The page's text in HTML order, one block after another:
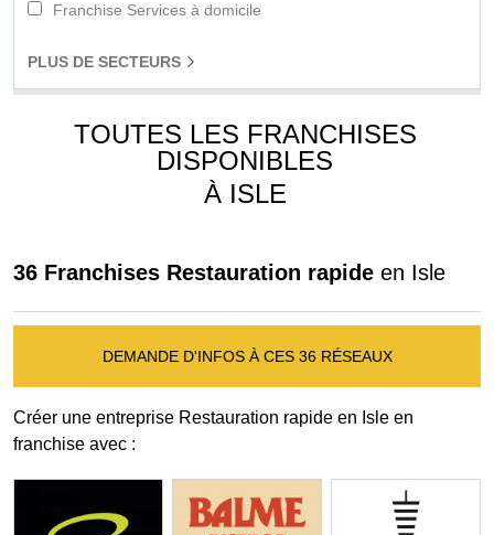
Franchise Services à domicile
PLUS DE SECTEURS
TOUTES LES FRANCHISES
DISPONIBLES
À ISLE
36 Franchises Restauration rapide en Isle
DEMANDE D'INFOS À CES 36 RÉSEAUX
Créer une entreprise Restauration rapide en Isle en
franchise avec :